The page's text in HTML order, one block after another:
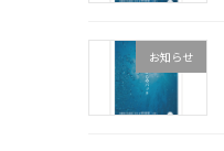
お知らせ